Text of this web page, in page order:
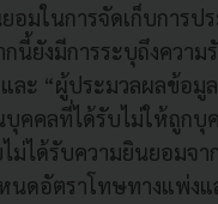
อมในการจัดเก็บการป
นี้ยังมีการระบุถึงควา
ละ “ผู้ประมวลผลข้อมู
บุคคลที่ได้รับไม่ให้ถูก
ม่ได้รับความยินยอมจา
นดอัตราโทษทางแพ่งแ